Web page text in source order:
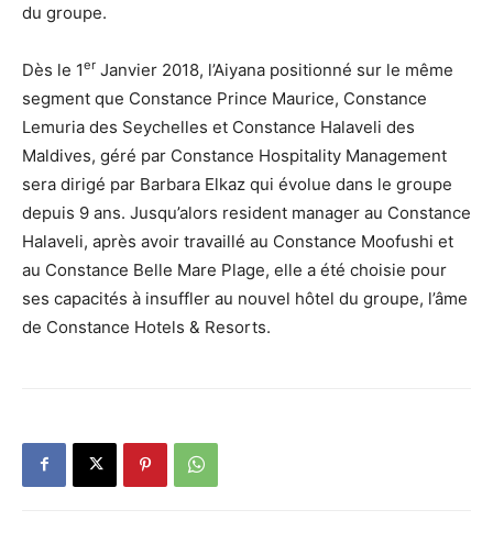
du groupe.
Dès le 1er Janvier 2018, l’Aiyana positionné sur le même
segment que Constance Prince Maurice, Constance
Lemuria des Seychelles et Constance Halaveli des
Maldives, géré par Constance Hospitality Management
sera dirigé par Barbara Elkaz qui évolue dans le groupe
depuis 9 ans. Jusqu’alors resident manager au Constance
Halaveli, après avoir travaillé au Constance Moofushi et
au Constance Belle Mare Plage, elle a été choisie pour
ses capacités à insuffler au nouvel hôtel du groupe, l’âme
de Constance Hotels & Resorts.